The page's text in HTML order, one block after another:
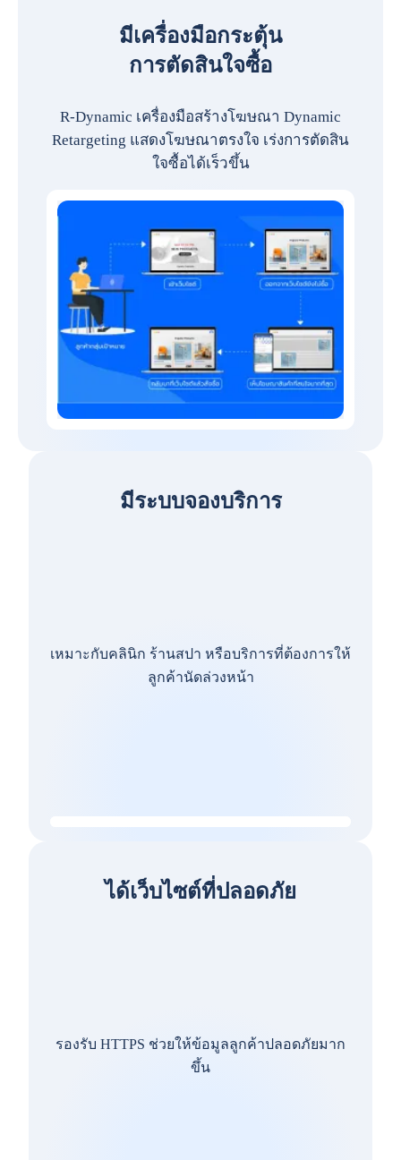
มีเครื่องมือกระตุ้น
การตัดสินใจซื้อ
R-Dynamic เครื่องมือสร้างโฆษณา Dynamic
Retargeting แสดงโฆษณาตรงใจ เร่งการตัดสิน
ใจซื้อได้เร็วขึ้น
มีระบบจองบริการ
เหมาะกับคลินิก ร้านสปา หรือบริการที่ต้องการให้
ลูกค้านัดล่วงหน้า
ได้เว็บไซต์ที่ปลอดภัย
รองรับ HTTPS ช่วยให้ข้อมูลลูกค้าปลอดภัยมาก
ขึ้น